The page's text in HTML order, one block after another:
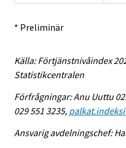
* Preliminär
Källa: Förtjänstnivåindex
Statistikcentralen
Förfrågningar: Anu Uuttu
029 551 3235,
Ansvarig avdelningschef: